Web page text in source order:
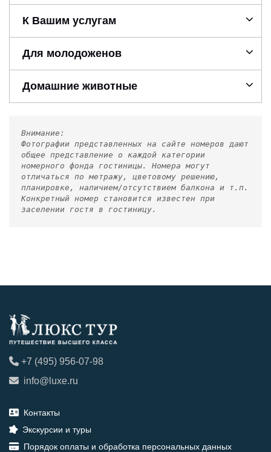
К Вашим услугам
Для молодоженов
Домашние животные
Внимание:
Фотографии представленных на сайте номеров дают
общее представление о каждой категории
номерного фонда гостиницы. Номера могут
отличаться по метражу, цветовому решению,
планировке, наличием/отсутствием балкона и т.п.
Конкретный номер становится известен при
заселении гостя в гостиницу.
+7 (495) 956-07-98
info@luxe.ru
Контакты
Экскурсии и туры
Порядок оплаты и обработка персональных данных